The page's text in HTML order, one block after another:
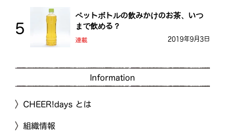
ペットボトルの飲みかけのお茶、いつ
まで飲める？
連載 2019年9月3日
Information
CHEER!days とは
組織情報